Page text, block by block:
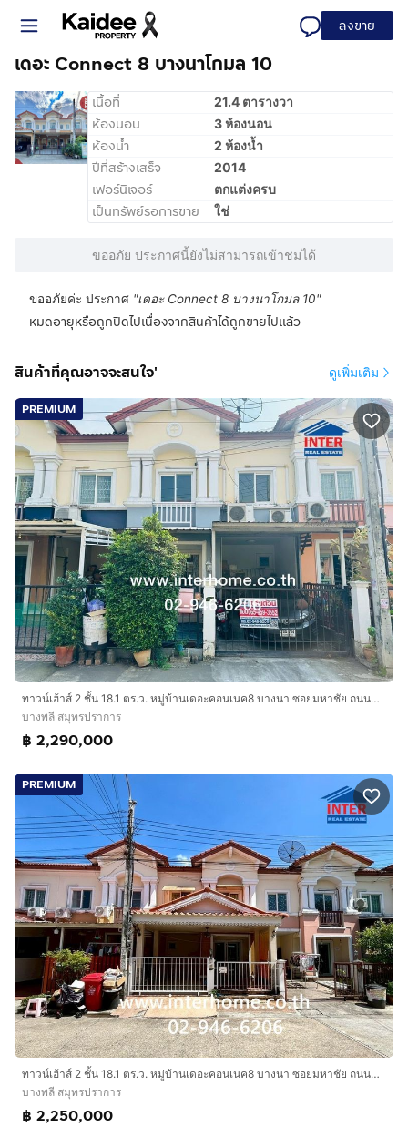
ลงขาย
เดอะ Connect 8 บางนาโกมล 10
เนื้อที่ 21.4 ตารางวา
ห้องนอน 3 ห้องนอน
ห้องน้ำ 2 ห้องน้ำ
ปีที่สร้างเสร็จ 2014
เฟอร์นิเจอร์ ตกแต่งครบ
เป็นทรัพย์รอการขาย ใช่
ขออภัย ประกาศนี้ยังไม่สามารถเข้าชมได้
ขออภัยค่ะ ประกาศ "เดอะ Connect 8 บางนาโกมล 10"
หมดอายุหรือถูกปิดไปเนื่องจากสินค้าได้ถูกขายไปแล้ว
สินค้าที่คุณอาจจะสนใจ' ดูเพิ่มเติม
PREMIUM
ทาวน์เฮ้าส์ 2 ชั้น 18.1 ตร.ว. หมู่บ้านเดอะคอนเนค8 บางนา ซอยมหาชัย ถนนบางนาตราด-ตราด ถนนกิ่งแก้ว-บางพลี บางพลี สมุทรปราการ
บางพลี สมุทรปราการ
฿ 2,290,000
PREMIUM
ทาวน์เฮ้าส์ 2 ชั้น 18.1 ตร.ว. หมู่บ้านเดอะคอนเนค8 บางนา ซอยมหาชัย ถนนบางนา-ตราด บางพลี สมุทรปราการ
บางพลี สมุทรปราการ
฿ 2,250,000